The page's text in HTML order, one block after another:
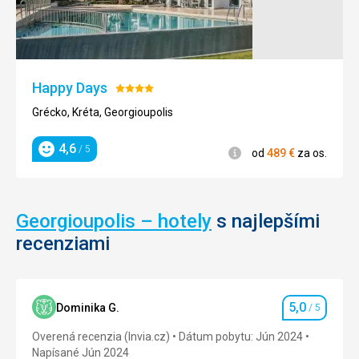
malý
ostrov
Pláž
metrov
široká,
metrov.
Celú
taktiež
dokola
nájsť
Happy Days Hodnotenie:
4/5
Grécko, Kréta, Georgioupolis
Hodnotenie
4,6 / 5 Informácie
od 489€ za os.
Georgioupolis – hotely s najlepšími
recenziami
Dominika G. Hodnotenie
5,0 / 5
Overená recenzia (Invia.cz)
Dátum pobytu: Jún 2024
Napísané Jún 2024